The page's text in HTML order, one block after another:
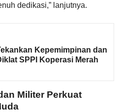
dedikasi,” lanjutnya.
Kepemimpinan dan
SPPI Koperasi Merah
Militer Perkuat